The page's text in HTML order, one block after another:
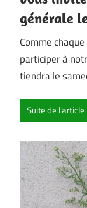
générale
Comme
participer à
tiendra le
Suite de l'article